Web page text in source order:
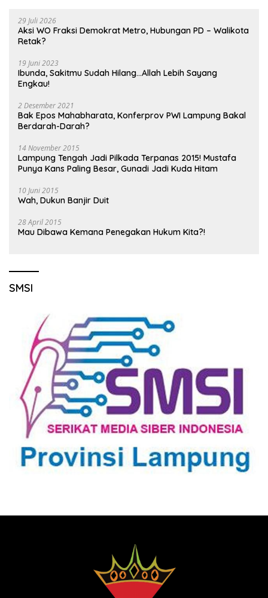
29 Juli 2026
Aksi WO Fraksi Demokrat Metro, Hubungan PD – Walikota
Retak?
19 Juni 2023
Ibunda, Sakitmu Sudah Hilang…Allah Lebih Sayang
Engkau!
2 Desember 2021
Bak Epos Mahabharata, Konferprov PWI Lampung Bakal
Berdarah-Darah?
14 November 2015
Lampung Tengah Jadi Pilkada Terpanas 2015! Mustafa
Punya Kans Paling Besar, Gunadi Jadi Kuda Hitam
10 Juni 2015
Wah, Dukun Banjir Duit
28 April 2015
Mau Dibawa Kemana Penegakan Hukum Kita?!
SMSI